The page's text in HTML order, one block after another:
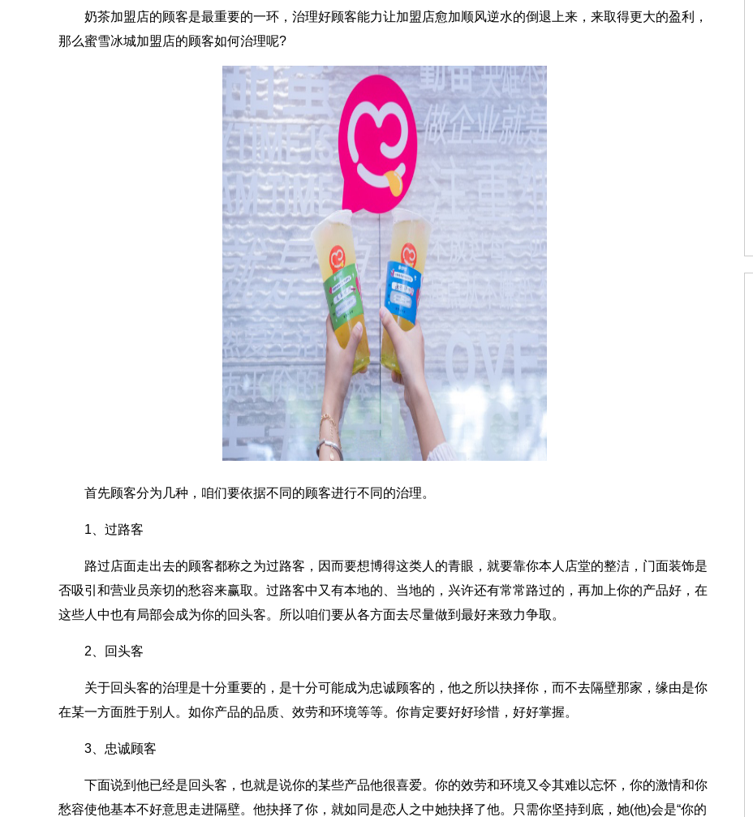
奶茶加盟店的顾客是最重要的一环，治理好顾客能力让加盟店愈加顺风逆水的倒退上来，来取得更大的盈利，
那么蜜雪冰城加盟店的顾客如何治理呢?
首先顾客分为几种，咱们要依据不同的顾客进行不同的治理。
1、过路客
路过店面走出去的顾客都称之为过路客，因而要想博得这类人的青眼，就要靠你本人店堂的整洁，门面装饰是
否吸引和营业员亲切的愁容来赢取。过路客中又有本地的、当地的，兴许还有常常路过的，再加上你的产品好，在
这些人中也有局部会成为你的回头客。所以咱们要从各方面去尽量做到最好来致力争取。
2、回头客
关于回头客的治理是十分重要的，是十分可能成为忠诚顾客的，他之所以抉择你，而不去隔壁那家，缘由是你
在某一方面胜于别人。如你产品的品质、效劳和环境等等。你肯定要好好珍惜，好好掌握。
3、忠诚顾客
下面说到他已经是回头客，也就是说你的某些产品他很喜爱。你的效劳和环境又令其难以忘怀，你的激情和你
愁容使他基本不好意思走进隔壁。他抉择了你，就如同是恋人之中她抉择了他。只需你坚持到底，她(他)会是“你的